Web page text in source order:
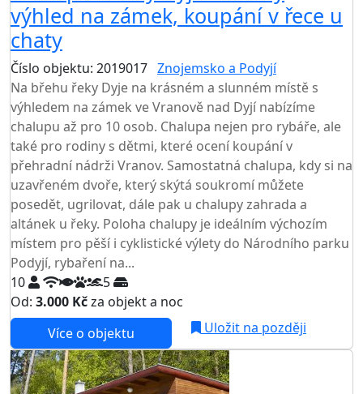
výhled na zámek, koupání v řece u
chaty
Číslo objektu: 2019017 Znojemsko a Podyjí
Na břehu řeky Dyje na krásném a slunném místě s
výhledem na zámek ve Vranově nad Dyjí nabízíme
chalupu až pro 10 osob. Chalupa nejen pro rybáře, ale
také pro rodiny s dětmi, které ocení koupání v
přehradní nádrži Vranov. Samostatná chalupa, kdy si na
uzavřeném dvoře, který skýtá soukromí můžete
posedět, ugrilovat, dále pak u chalupy zahrada a
altánek u řeky. Poloha chalupy je ideálním výchozím
místem pro pěší i cyklistické výlety do Národního parku
Podyjí, rybaření na...
10
5
Od: 3.000 Kčza objekt a noc
Více o objektu Uložit na později